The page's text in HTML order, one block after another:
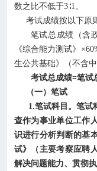
数之比不低于3∶1。
考试成绩按以下原
笔试总成绩（含政
《综合能力测试》
生公共基础》（不含
考试总成绩=笔试
（一）笔试
1.笔试科目。笔试
查作为事业单位工作
识进行分析判断的基
试》（主要考察应聘
解决问题能力、贯彻